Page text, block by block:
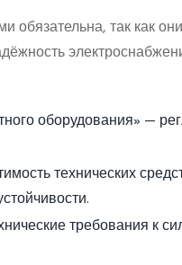
так как
оборудования» —
технических
требования к